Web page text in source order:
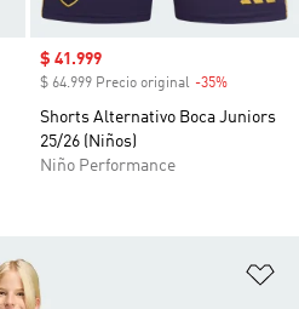
Precio de venta
$ 41.999
$ 64.999 Precio original -35%
Shorts Alternativo Boca Juniors
25/26 (Niños)
Niño Performance